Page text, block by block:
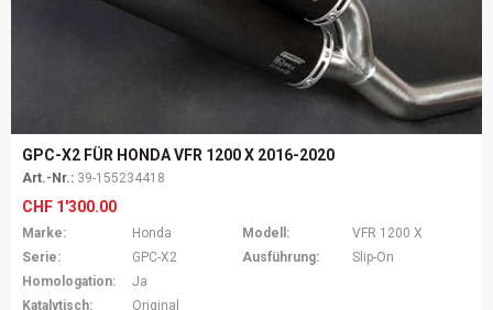
GPC-X2 FÜR HONDA VFR 1200 X 2016-2020
Art.-Nr.: 39-155234418
CHF 1'300.00
Marke: Honda Modell:
VFR 1200 X
Serie:
GPC-X2 Ausführung:
Slip-On
Homologation:
Ja
Katalytisch:
Original